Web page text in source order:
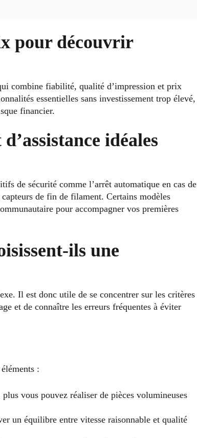
pour découvrir
combine fiabilité, qualité d’impression et prix
essentielles sans investissement trop élevé,
financier.
idéales
de sécurité comme l’arrêt automatique en cas de
de fin de filament. Certains modèles
pour accompagner vos premières
ils une
Il est donc utile de se concentrer sur les critères
et de connaître les erreurs fréquentes à éviter
:
vous pouvez réaliser de pièces volumineuses
un équilibre entre vitesse raisonnable et qualité